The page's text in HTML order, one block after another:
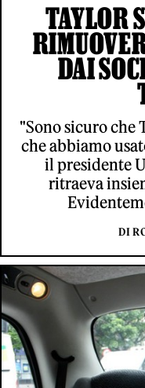
TAYLOR
DAI
"Sono sicuro che
che abbiamo
il presidente
ritraeva
DI